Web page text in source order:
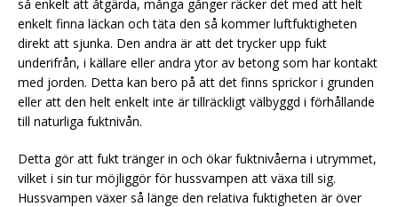
så enkelt att åtgärda, många gånger räcker det med att helt
enkelt finna läckan och täta den så kommer luftfuktigheten
direkt att sjunka. Den andra är att det trycker upp fukt
underifrån, i källare eller andra ytor av betong som har kontakt
med jorden. Detta kan bero på att det finns sprickor i grunden
eller att den helt enkelt inte är tillräckligt välbyggd i förhållande
till naturliga fuktnivån.
Detta gör att fukt tränger in och ökar fuktnivåerna i utrymmet,
vilket i sin tur möjliggör för hussvampen att växa till sig.
Hussvampen växer så länge den relativa fuktigheten är över